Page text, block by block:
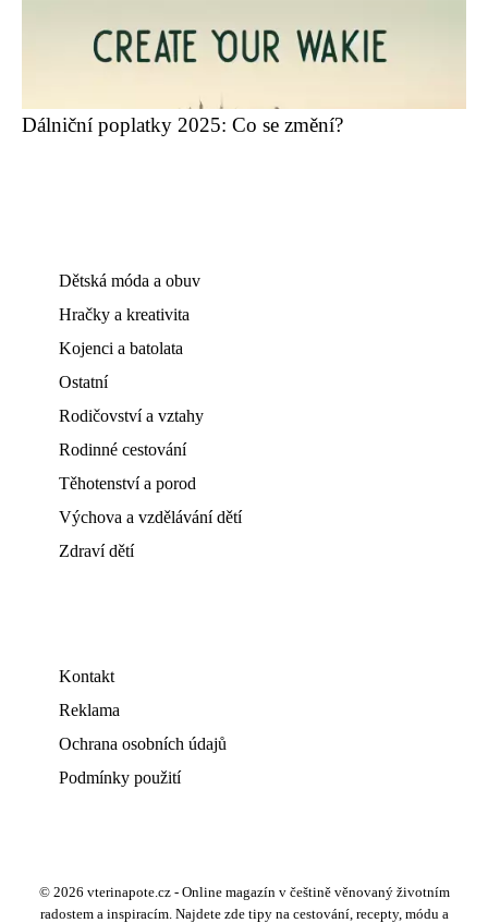
Dálniční poplatky 2025: Co se změní?
Dětská móda a obuv
Hračky a kreativita
Kojenci a batolata
Ostatní
Rodičovství a vztahy
Rodinné cestování
Těhotenství a porod
Výchova a vzdělávání dětí
Zdraví dětí
Kontakt
Reklama
Ochrana osobních údajů
Podmínky použití
© 2026 vterinapote.cz - Online magazín v češtině věnovaný životním
radostem a inspiracím. Najdete zde tipy na cestování, recepty, módu a